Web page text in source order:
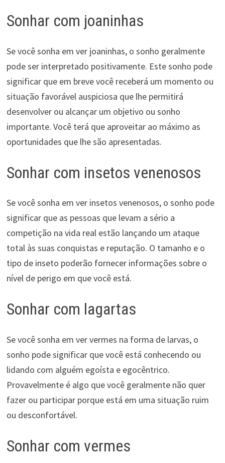
Sonhar com joaninhas
Se você sonha em ver joaninhas, o sonho geralmente
pode ser interpretado positivamente. Este sonho pode
significar que em breve você receberá um momento ou
situação favorável auspiciosa que lhe permitirá
desenvolver ou alcançar um objetivo ou sonho
importante. Você terá que aproveitar ao máximo as
oportunidades que lhe são apresentadas.
Sonhar com insetos venenosos
Se você sonha em ver insetos venenosos, o sonho pode
significar que as pessoas que levam a sério a
competição na vida real estão lançando um ataque
total às suas conquistas e reputação. O tamanho e o
tipo de inseto poderão fornecer informações sobre o
nível de perigo em que você está.
Sonhar com lagartas
Se você sonha em ver vermes na forma de larvas, o
sonho pode significar que você está conhecendo ou
lidando com alguém egoísta e egocêntrico.
Provavelmente é algo que você geralmente não quer
fazer ou participar porque está em uma situação ruim
ou desconfortável.
Sonhar com vermes